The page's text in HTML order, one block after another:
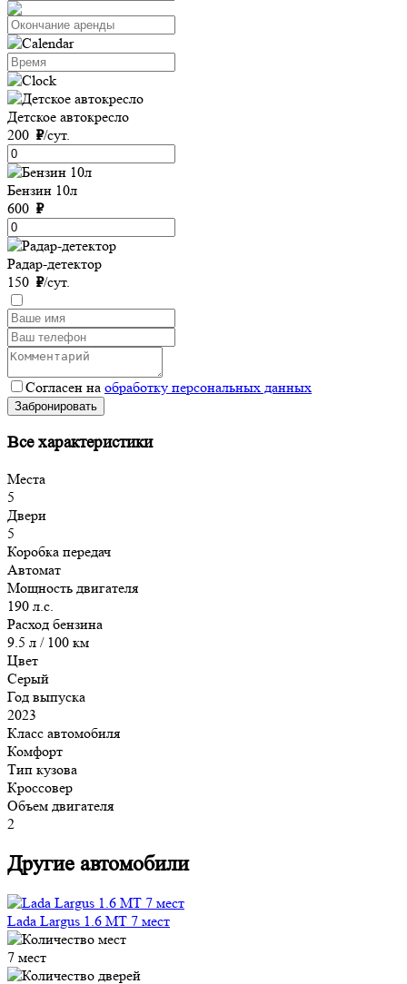
Детское автокресло
200 ₽/сут.
Бензин 10л
600 ₽
Радар-детектор
150 ₽/сут.
Согласен на обработку персональных данных
Забронировать
Все характеристики
Места
5
Двери
5
Коробка передач
Автомат
Мощность двигателя
190 л.с.
Расход бензина
9.5 л / 100 км
Цвет
Серый
Год выпуска
2023
Класс автомобиля
Комфорт
Тип кузова
Кроссовер
Объем двигателя
2
Другие автомобили
Lada Largus 1.6 MT 7 мест
7 мест